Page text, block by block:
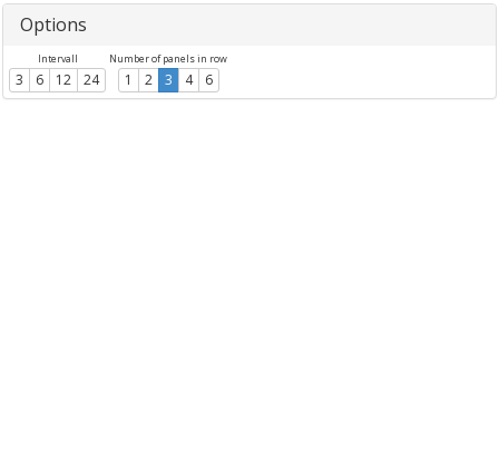
Options
Intervall
3 6 12 24
Number of panels in row
1 2 3 4 6